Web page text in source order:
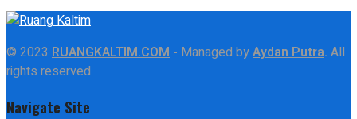
© 2023 RUANGKALTIM.COM - Managed byAydan Putra. All
rights reserved.
Navigate Site